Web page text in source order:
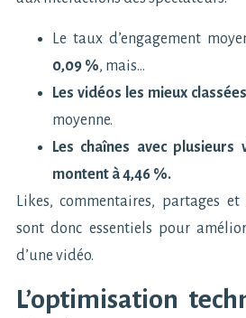
Le taux d’engagement
0,09 %, mais…
Les vidéos les mieux
moyenne.
Les chaînes avec
montent à 4,46 %.
Likes, commentaires, partages
sont donc essentiels pour
d’une vidéo.
L’optimisation